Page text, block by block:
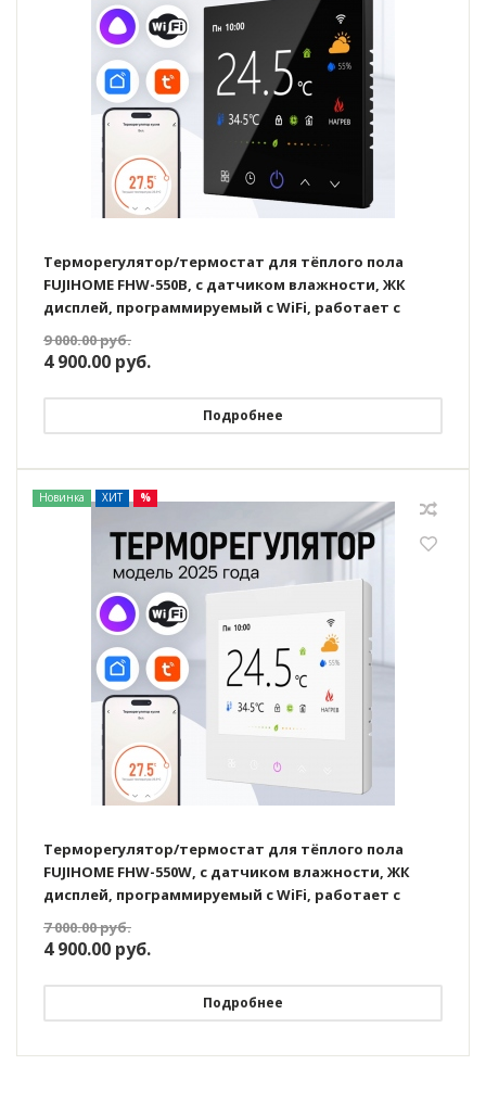
Терморегулятор/термостат для тёплого пола
FUJIHOME FHW-550B, с датчиком влажности, ЖК
дисплей, программируемый с WiFi, работает с
Яндекс Алисой
9 000.00руб.
4 900.00 руб.
Подробнее
Новинка ХИТ %
Терморегулятор/термостат для тёплого пола
FUJIHOME FHW-550W, с датчиком влажности, ЖК
дисплей, программируемый с WiFi, работает с
Яндекс Алисой
7 000.00руб.
4 900.00 руб.
Подробнее